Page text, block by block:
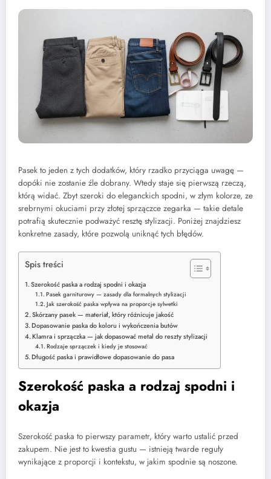
Pasek to jeden z tych dodatków, który rzadko przyciąga uwagę —
dopóki nie zostanie źle dobrany. Wtedy staje się pierwszą rzeczą,
którą widać. Zbyt szeroki do eleganckich spodni, w złym kolorze, ze
srebrnymi okuciami przy złotej sprzączce zegarka — takie detale
potrafią skutecznie podważyć resztę stylizacji. Poniżej znajdziesz
konkretne zasady, które pozwolą uniknąć tych błędów.
Spis treści
Szerokość paska a rodzaj spodni i okazja
Pasek garniturowy — zasady dla formalnych stylizacji
Jak szerokość paska wpływa na proporcje sylwetki
Skórzany pasek — materiał, który różnicuje jakość
Dopasowanie paska do koloru i wykończenia butów
Klamra i sprzączka — jak dopasować metal do reszty stylizacji
Rodzaje sprzączek i kiedy je stosować
Długość paska i prawidłowe dopasowanie do pasa
Szerokość paska a rodzaj spodni i
okazja
Szerokość paska to pierwszy parametr, który warto ustalić przed
zakupem. Nie jest to kwestia gustu — istnieją twarde reguły
wynikające z proporcji i kontekstu, w jakim spodnie są noszone.